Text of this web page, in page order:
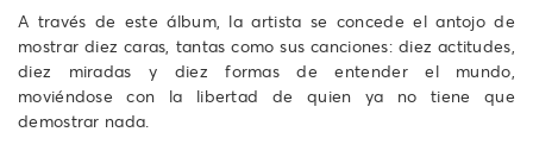
A través de este álbum, la artista se concede el antojo de
mostrar diez caras, tantas como sus canciones: diez actitudes,
diez miradas y diez formas de entender el mundo,
moviéndose con la libertad de quien ya no tiene que
demostrar nada.